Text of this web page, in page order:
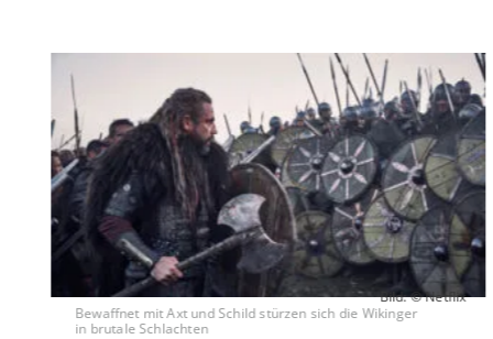
Bewaffnet mit Axt und Schild stürzen sich die Wikinger
in brutale Schlachten
Bild: © Netflix